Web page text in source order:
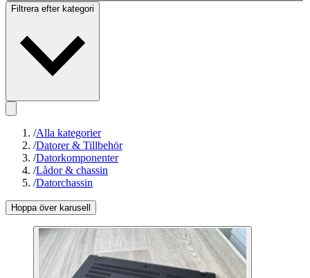
Filtrera efter kategori
/Alla kategorier
/Datorer & Tillbehör
/Datorkomponenter
/Lådor & chassin
/Datorchassin
Hoppa över karusell